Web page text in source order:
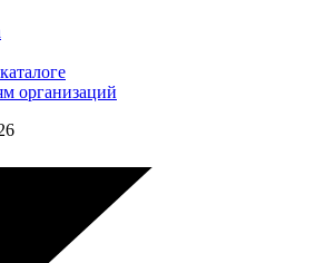
организаций